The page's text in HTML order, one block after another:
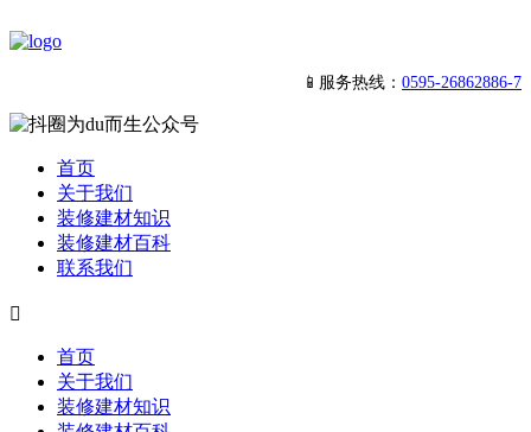
📱服务热线： 0595-26862886-7
首页
关于我们
装修建材知识
装修建材百科
联系我们

首页
关于我们
装修建材知识